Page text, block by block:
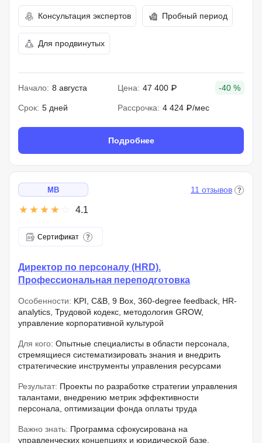
Консультация экспертов Пробный период
Для продвинутых
Начало: 8 августа Цена: 47 400 ₽ -40 %
Срок: 5 дней Рассрочка: 4 424 ₽/мес
Подробнее
MB
4.1
11 отзывов
Сертификат
Директор по персоналу (HRD).
Профессиональная переподготовка
Особенности: KPI, C&B, 9 Box, 360-degree feedback, HR-
analytics, Трудовой кодекс, методология GROW,
управление корпоративной культурой
Для кого: Опытные специалисты в области персонала,
стремящиеся систематизировать знания и внедрить
стратегические инструменты управления ресурсами
Результат: Проекты по разработке стратегии управления
талантами, внедрению метрик эффективности
персонала, оптимизации фонда оплаты труда
Важно знать: Программа сфокусирована на
управленческих концепциях и юридической базе,